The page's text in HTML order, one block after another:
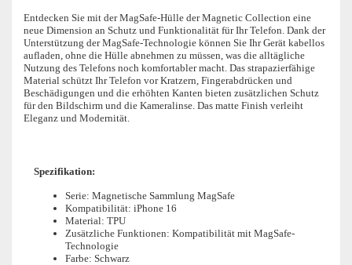
Entdecken Sie mit der MagSafe-Hülle der Magnetic Collection eine
neue Dimension an Schutz und Funktionalität für Ihr Telefon. Dank der
Unterstützung der MagSafe-Technologie können Sie Ihr Gerät kabellos
aufladen, ohne die Hülle abnehmen zu müssen, was die alltägliche
Nutzung des Telefons noch komfortabler macht. Das strapazierfähige
Material schützt Ihr Telefon vor Kratzern, Fingerabdrücken und
Beschädigungen und die erhöhten Kanten bieten zusätzlichen Schutz
für den Bildschirm und die Kameralinse. Das matte Finish verleiht
Eleganz und Modernität.
Spezifikation:
Serie: Magnetische Sammlung MagSafe
Kompatibilität: iPhone 16
Material: TPU
Zusätzliche Funktionen: Kompatibilität mit MagSafe-
Technologie
Farbe: Schwarz